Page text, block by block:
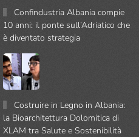
Confindustria Albania compie
10 anni: il ponte sull’Adriatico che
è diventato strategia
Costruire in Legno in Albania:
la Bioarchitettura Dolomitica di
XLAM tra Salute e Sostenibilità